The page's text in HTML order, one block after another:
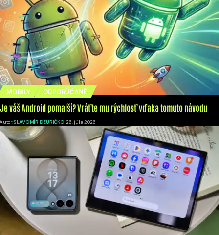
MOBILY ODPORÚČANÉ
Je váš Android pomalší? Vráťte mu rýchlosť vďaka tomuto návodu
Autor:SLAVOMÍR DZURIČKO 26. júla 2026